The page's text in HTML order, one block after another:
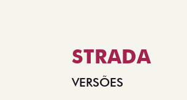
STRADA
VERSÕES